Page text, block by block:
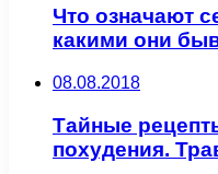
Что означают
какими они
08.08.2018
Тайные
похудения.